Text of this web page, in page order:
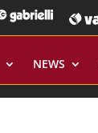
NEWS